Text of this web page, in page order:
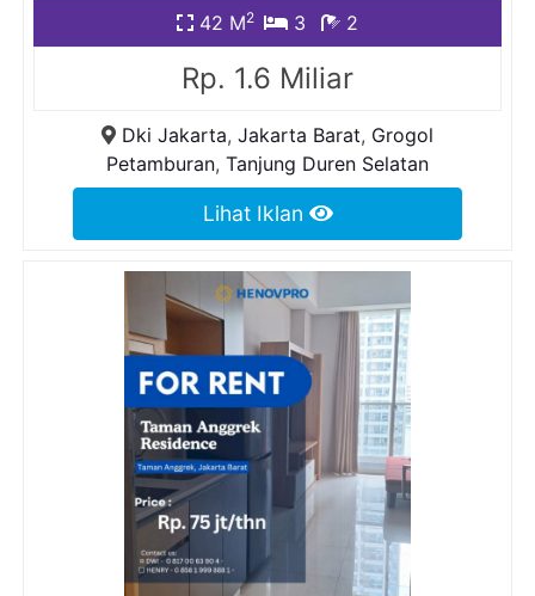
42 M2 3 2
Rp. 1.6 Miliar
Dki Jakarta, Jakarta Barat, Grogol
Petamburan, Tanjung Duren Selatan
Lihat Iklan